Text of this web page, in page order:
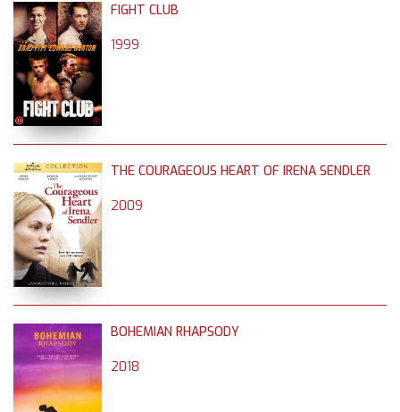
FIGHT CLUB
1999
THE COURAGEOUS HEART OF IRENA SENDLER
2009
BOHEMIAN RHAPSODY
2018